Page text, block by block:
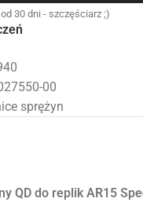
30 dni - szczęściarz ;)
00
sprężyn
QD do replik AR15